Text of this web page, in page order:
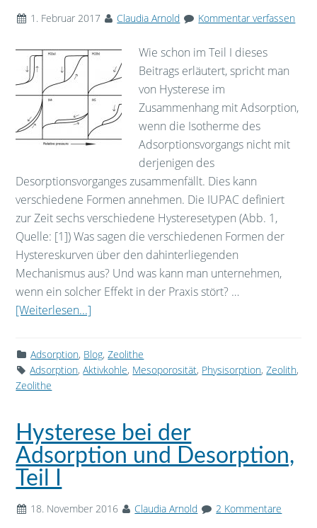
1. Februar 2017 Claudia Arnold Kommentar verfassen
Wie schon im Teil I dieses
Beitrags erläutert, spricht man
von Hysterese im
Zusammenhang mit Adsorption,
wenn die Isotherme des
Adsorptionsvorgangs nicht mit
derjenigen des
Desorptionsvorganges zusammenfällt. Dies kann
verschiedene Formen annehmen. Die IUPAC definiert
zur Zeit sechs verschiedene Hysteresetypen (Abb. 1,
Quelle: [1]) Was sagen die verschiedenen Formen der
Hystereskurven über den dahinterliegenden
Mechanismus aus? Und was kann man unternehmen,
wenn ein solcher Effekt in der Praxis stört? …
[Weiterlesen...]
Adsorption, Blog,Zeolithe
Adsorption,Aktivkohle, Mesoporosität, Physisorption,Zeolith,
Zeolithe
Hysterese bei der
Adsorption und Desorption,
Teil I
18. November 2016 Claudia Arnold 2 Kommentare